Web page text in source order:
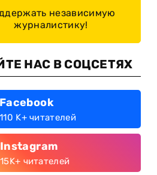
независимую
журналистику!
НАС В СОЦСЕТЯХ
Facebook
110 K+ читателей
Instagram
15K+ читателей